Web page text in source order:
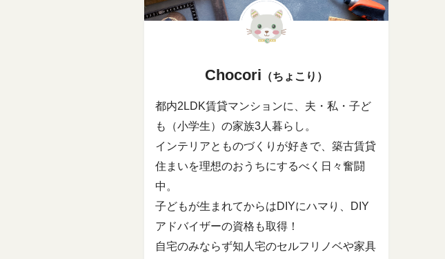
Chocori （ちょこり）
都内2LDK賃貸マンションに、夫・私・子ど
も（小学生）の家族3人暮らし。
インテリアとものづくりが好きで、築古賃貸
住まいを理想のおうちにするべく日々奮闘
中。
子どもが生まれてからはDIYにハマり、DIY
アドバイザーの資格も取得！
自宅のみならず知人宅のセルフリノベや家具